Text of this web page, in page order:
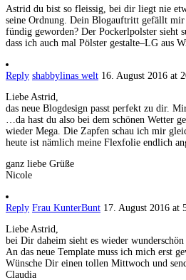
Astrid du bist so fleissig, bei dir liegt nie
seine Ordnung. Dein Blogauftritt gefällt mir
fündig geworden? Der Pockerlpolster sieht
dass ich auch mal Pölster gestalte–LG aus
Reply shabbylinas welt 16. August 2016 at
Liebe Astrid,
das neue Blogdesign passt perfekt zu dir.
…da hast du also bei dem schönen Wetter
wieder Mega. Die Zapfen schau ich mir
heute ist nämlich meine Flexfolie endlich
ganz liebe Grüße
Nicole
Reply Frau KunterBunt 17. August 2016 at
Liebe Astrid,
bei Dir daheim sieht es wieder wunderschön
An das neue Template muss ich mich erst
Wünsche Dir einen tollen Mittwoch und
Claudia